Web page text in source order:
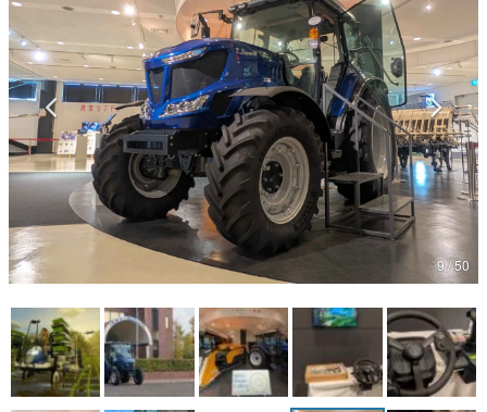
ゲームが変えた日本語
「経験値」「裏技」「ラスボス」… ゲームにまつわる言葉
の起源や用法の変遷を、コンピューター文化史研究家・タ
イニーP氏が徹底調査。
カテゴリ
特集記事
マンガ
女性向け
その他
電ファミニコゲーマーとは？
9 / 50